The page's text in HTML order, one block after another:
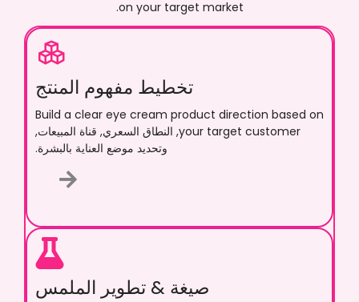
on your target market
.
تخطيط مفهوم المنتج
Build a clear eye cream product direction based on
your target customer, النطاق السعري, قناة المبيعات,
وتحديد موضع العناية بالبشرة.
صيغة & تطوير الملمس